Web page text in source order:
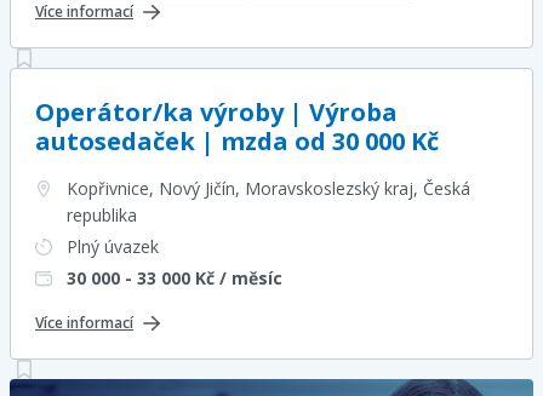
Více informací
Operátor/ka výroby | Výroba
autosedaček | mzda od 30 000 Kč
Kopřivnice, Nový Jičín, Moravskoslezský kraj, Česká
republika
Plný úvazek
30 000 - 33 000 Kč / měsíc
Více informací